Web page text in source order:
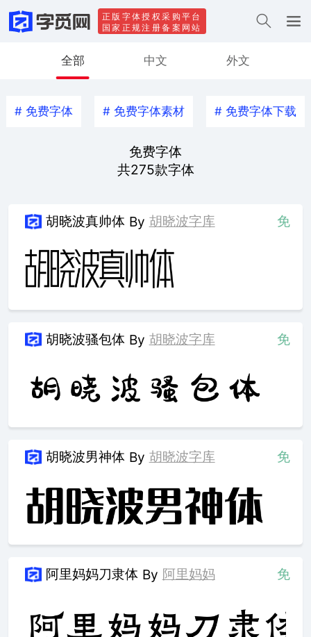
正版字体授权采购平台
国家正规注册备案网站
全部 中文 外文
# 免费字体 # 免费字体素材 # 免费字体下载
免费字体
共275款字体
胡晓波真帅体 By 胡晓波字库 免
胡晓波骚包体 By 胡晓波字库 免
胡晓波男神体 By 胡晓波字库 免
阿里妈妈刀隶体 By 阿里妈妈 免